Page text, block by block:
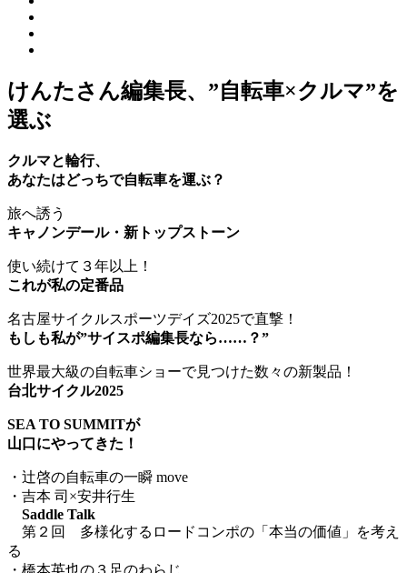
けんたさん編集長、”自転車×クルマ”を
選ぶ
クルマと輪行、
あなたはどっちで自転車を運ぶ？
旅へ誘う
キャノンデール・新トップストーン
使い続けて３年以上！
これが私の定番品
名古屋サイクルスポーツデイズ2025で直撃！
もしも私が”サイスポ編集長なら……？”
世界最大級の自転車ショーで見つけた数々の新製品！
台北サイクル2025
SEA TO SUMMITが
山口にやってきた！
・辻啓の自転車の一瞬 move
・吉本 司×安井行生
Saddle Talk
第２回 多様化するロードコンポの「本当の価値」を考え
る